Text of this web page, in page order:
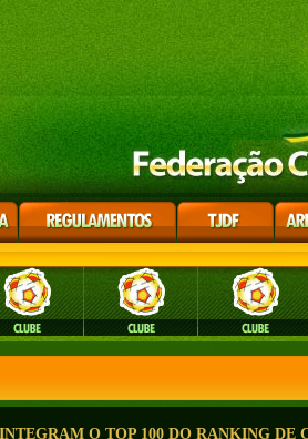
O TOP 100 DO RANKING DE